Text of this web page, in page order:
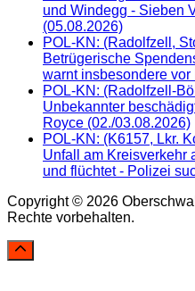
und Windegg - Sieben
(05.08.2026)
POL-KN: (Radolfzell,
Betrügerische
warnt insbesondere
POL-KN: (Radolfzell-
Unbekannter
Royce (02./03.08.2026)
POL-KN: (K6157, Lkr.
Unfall am Kreisverkehr
und flüchtet - Polizei
Copyright © 2026
Rechte vorbehalten.